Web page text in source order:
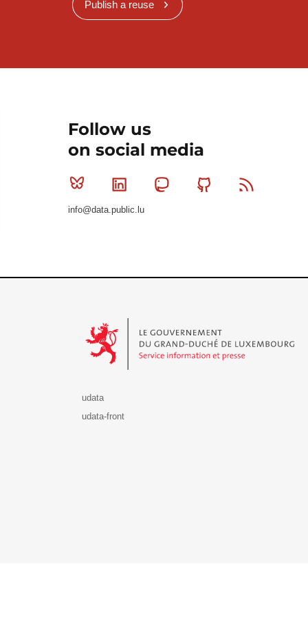
Publish a reuse
Follow us
on social media
Bluesky Linkedin MastodonGithub
info@data.public.lu
udata
udata-front